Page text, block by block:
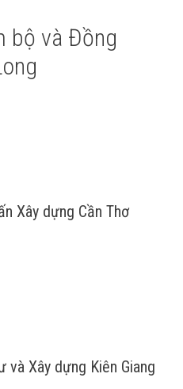
bộ và Đồng
Xây dựng Cần Thơ
và Xây dựng Kiên Giang